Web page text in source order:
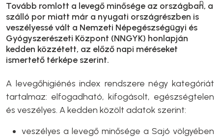
Tovább romlott a levegő minősége az országban, a
szálló por miatt már a nyugati országrészben is
veszélyessé vált a Nemzeti Népegészségügyi és
Gyógyszerészeti Központ (NNGYK) honlapján
kedden közzétett, az előző napi méréseket
ismertető térképe szerint.
A levegőhigiénés index rendszere négy kategóriát
tartalmaz: elfogadható, kifogásolt, egészségtelen
és veszélyes. A kedden közölt adatok szerint:
veszélyes a levegő minősége a Sajó völgyében